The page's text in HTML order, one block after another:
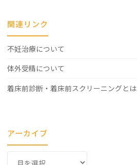
関連リンク
不妊治療について
体外受精について
着床前診断・着床前スクリーニングとは
アーカイブ